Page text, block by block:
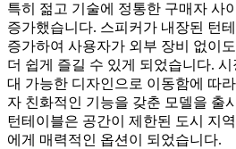
특히 젊고 기술에 정통한 구매자 사
증가했습니다. 스피커가 내장된 턴
증가하여 사용자가 외부 장비 없이
더 쉽게 즐길 수 있게 되었습니다.
대 가능한 디자인으로 이동함에 따
자 친화적인 기능을 갖춘 모델을 출
턴테이블은 공간이 제한된 도시 지
에게 매력적인 옵션이 되었습니다.